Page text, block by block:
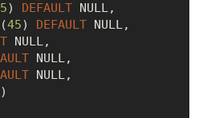
) DEFAULT NULL,
(45) DEFAULT NULL,
NULL,
NULL,
NULL,
)